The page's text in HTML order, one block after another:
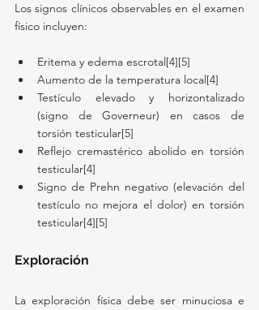
Los signos clínicos observables en el examen
físico incluyen:
Eritema y edema escrotal[4][5]
Aumento de la temperatura local[4]
Testículo elevado y horizontalizado
(signo de Governeur) en casos de
torsión testicular[5]
Reflejo cremastérico abolido en torsión
testicular[4]
Signo de Prehn negativo (elevación del
testículo no mejora el dolor) en torsión
testicular[4][5]
Exploración
La exploración física debe ser minuciosa e